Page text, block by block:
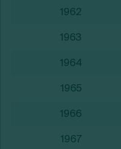
1962
1963
1964
1965
1966
1967